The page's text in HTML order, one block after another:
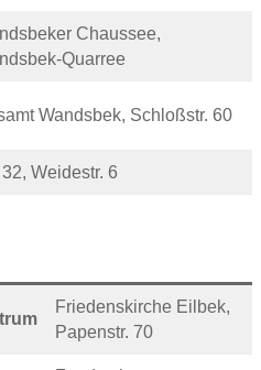
Chaussee,
Quarree
Wandsbek, Schloßstr. 60
Weidestr. 6
Friedenskirche Eilbek,
Papenstr. 70